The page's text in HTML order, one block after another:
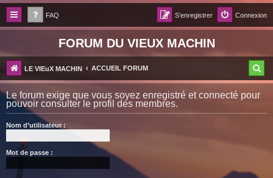
FAQ Connexion
S’enregistrer
FORUM DU VIEUX MACHIN
LE VIEuX MACHIN ACCUEIL FORUM
e
Le forum exige que vous soyez enregistré et connecté pour
pouvoir consulter le profil des membres.
Nom d’utilisateur :
Mot de passe :